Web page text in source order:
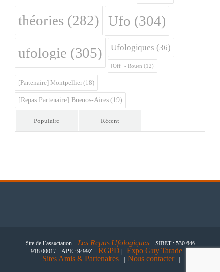
théories (282) Ufo (304)
ufologie (305) Ufologiques (36)
[Off] - Rouen (12)
[Partenaire] Montpellier (18)
[Repas Partenaire] Buenos-Aires (19)
Populaire Récent
Site de l’association – Les Repas Ufologiques– SIRET : 530 646
918 00017 – APE : 9499Z – RGPD Expo Guy Tarade
Sites Amis & Partenaires Nous contacter|